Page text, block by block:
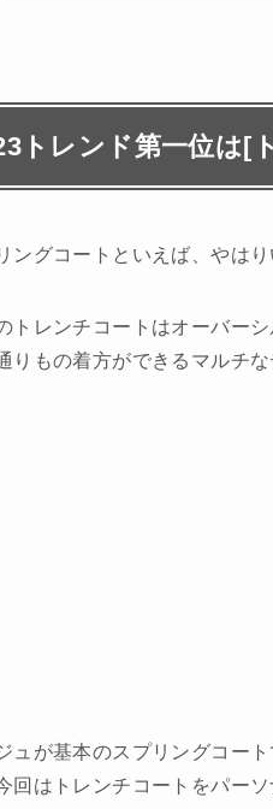
トレンド第一位は[
ングコートといえば、やは
トレンチコートはオーバー
りもの着方ができるマルチ
ュが基本のスプリングコー
回はトレンチコートをパー